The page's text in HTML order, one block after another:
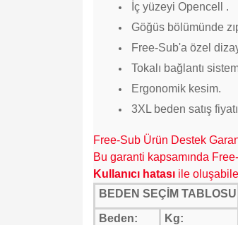
İç yüzeyi Opencell .
Göğüs bölümünde
Free-Sub'a özel
Tokalı bağlantı
Ergonomik kesim.
3XL beden satış
Free-Sub Ürün Destek
Bu garanti kapsamında
Kullanıcı hatası ile
BEDEN SEÇİM TABLOSU
Beden: Kg: